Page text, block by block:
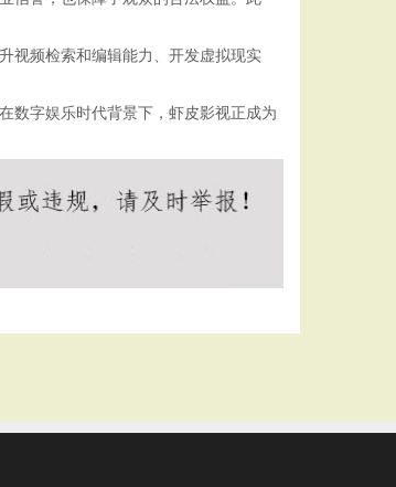
视频检索和编辑能力、开发虚拟现实
数字娱乐时代背景下，虾皮影视正成为